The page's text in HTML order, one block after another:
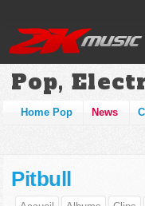
Pop,
Home Pop News
Pitbull